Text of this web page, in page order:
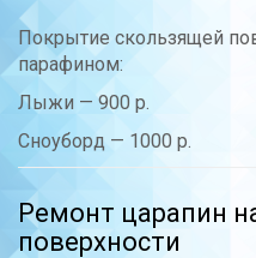
Покрытие скользящей
парафином:
Лыжи — 900 р.
Сноуборд — 1000 р.
Ремонт царапин
поверхности